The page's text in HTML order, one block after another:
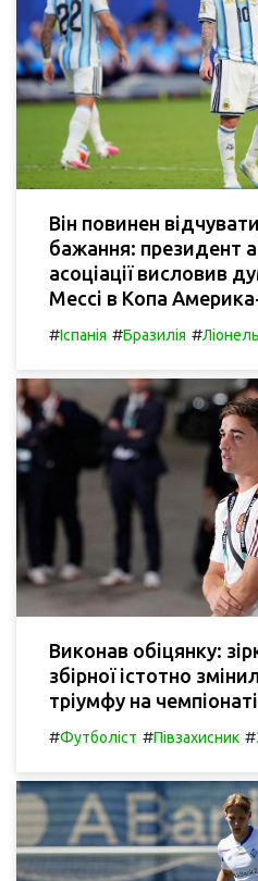
Він повинен
бажання: президент
асоціації висловив
Мессі в Копа
#Іспанія #Бразилія #
Виконав обіцянку:
збірної істотно
тріумфу на
#Футболіст #Півзахисник #